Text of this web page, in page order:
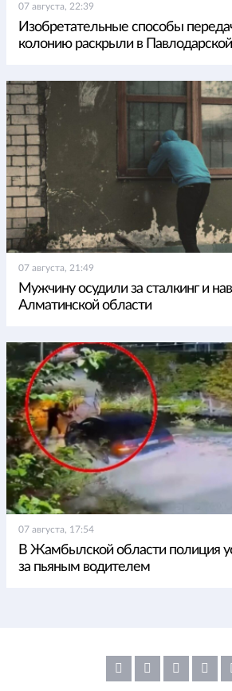
07 августа, 22:39
Изобретательные способы
колонию раскрыли в
07 августа, 21:49
Мужчину осудили за сталкинг и
Алматинской области
07 августа, 17:54
В Жамбылской области полиция
за пьяным водителем